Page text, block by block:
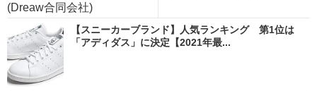
(Dreaw合同会社)
【スニーカーブランド】人気ランキング 第1位は
「アディダス」に決定【2021年最...